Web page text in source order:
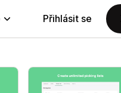
Přihlásit se